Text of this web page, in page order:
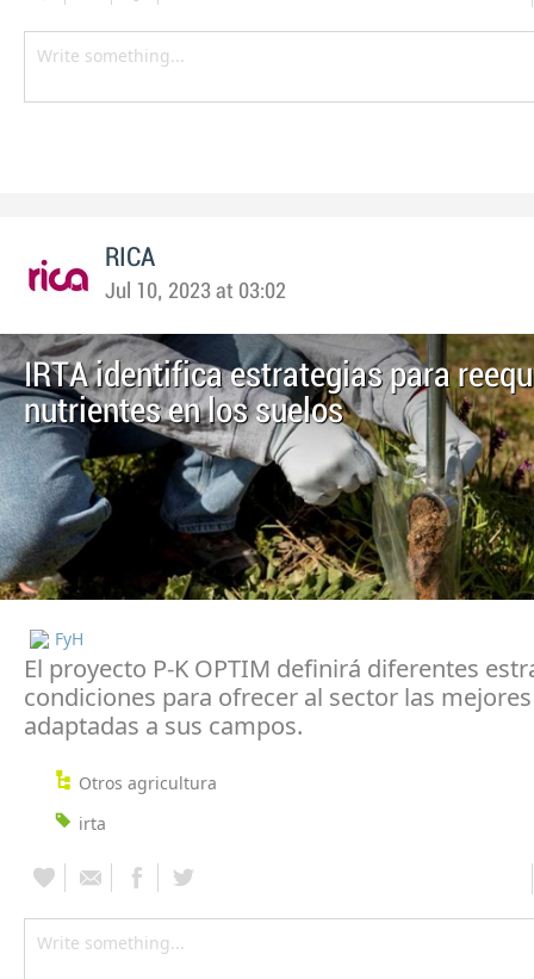
RICA
Jul 10, 2023 at 03:02
IRTA identifica estrategias para
nutrientes en los suelos
FyH
El proyecto P-K OPTIM definirá diferentes
condiciones para ofrecer al sector las
adaptadas a sus campos.
Otros agricultura
irta